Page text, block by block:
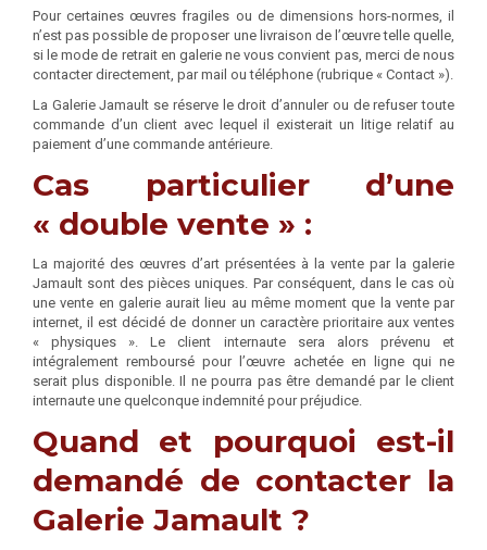
Pour certaines œuvres fragiles ou de dimensions hors-normes, il
n’est pas possible de proposer une livraison de l’œuvre telle quelle,
si le mode de retrait en galerie ne vous convient pas, merci de nous
contacter directement, par mail ou téléphone (rubrique « Contact »).
La Galerie Jamault se réserve le droit d’annuler ou de refuser toute
commande d’un client avec lequel il existerait un litige relatif au
paiement d’une commande antérieure.
Cas particulier d’une
« double vente » :
La majorité des œuvres d’art présentées à la vente par la galerie
Jamault sont des pièces uniques. Par conséquent, dans le cas où
une vente en galerie aurait lieu au même moment que la vente par
internet, il est décidé de donner un caractère prioritaire aux ventes
« physiques ». Le client internaute sera alors prévenu et
intégralement remboursé pour l’œuvre achetée en ligne qui ne
serait plus disponible. Il ne pourra pas être demandé par le client
internaute une quelconque indemnité pour préjudice.
Quand et pourquoi est-il
demandé de contacter la
Galerie Jamault ?